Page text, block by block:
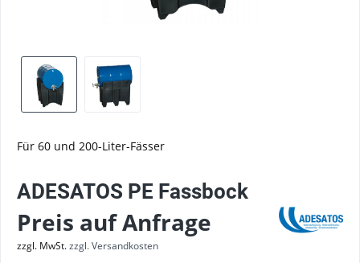
Für 60 und 200-Liter-Fässer
ADESATOS PE Fassbock
Preis auf Anfrage
zzgl. MwSt.zzgl. Versandkosten